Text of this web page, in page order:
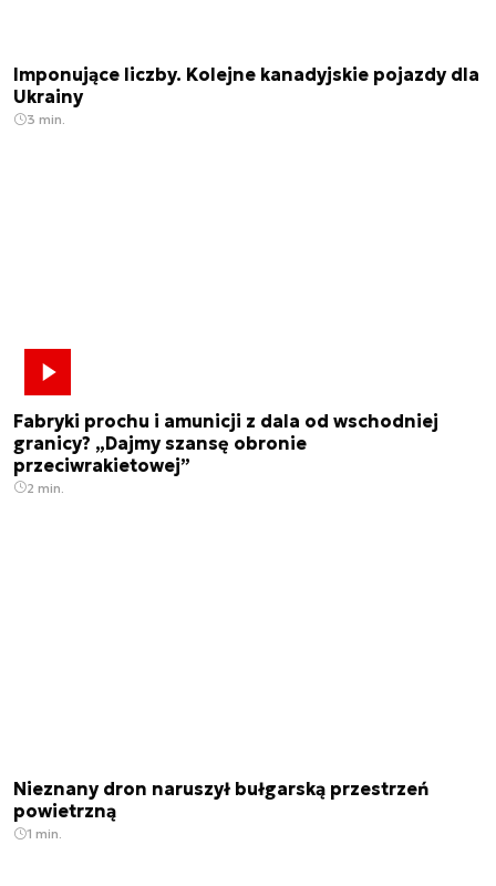
Imponujące liczby. Kolejne kanadyjskie pojazdy dla
Ukrainy
3 min.
Fabryki prochu i amunicji z dala od wschodniej
granicy? „Dajmy szansę obronie
przeciwrakietowej”
2 min.
Nieznany dron naruszył bułgarską przestrzeń
powietrzną
1 min.